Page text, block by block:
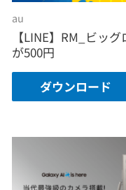
au
【LINE】RM_ビッ
が500円
ダウンロード